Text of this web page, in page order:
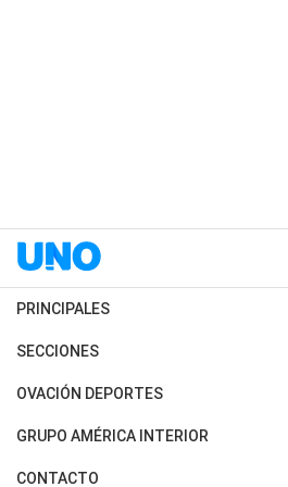
PRINCIPALES
Últimas Noticias
Política
SECCIONES
Horóscopo
Motores
OVACIÓN DEPORTES
Fútbol
Mundial
GRUPO AMÉRICA INTERIOR
Canal 7 en Vivo
CONTACTO